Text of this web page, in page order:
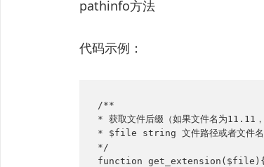
pathinfo方法
代码示例：
/**
* 获取文件后缀（如果文件名为11.11，
* $file string 文件路径或者文件名
*/
function